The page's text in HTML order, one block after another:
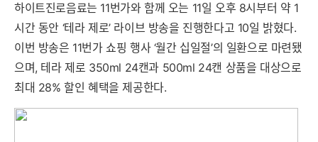
하이트진로음료는 11번가와 함께 오는 11일 오후 8시부터 약 1
시간 동안 ‘테라 제로’ 라이브 방송을 진행한다고 10일 밝혔다.
이번 방송은 11번가 쇼핑 행사 ‘월간 십일절’의 일환으로 마련됐
으며, 테라 제로 350ml 24캔과 500ml 24캔 상품을 대상으로
최대 28% 할인 혜택을 제공한다.